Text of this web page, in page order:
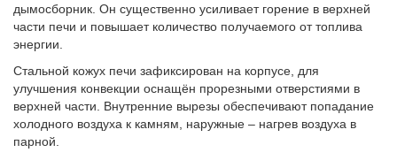
дымосборник. Он существенно усиливает горение в верхней
части печи и повышает количество получаемого от топлива
энергии.
Стальной кожух печи зафиксирован на корпусе, для
улучшения конвекции оснащён прорезными отверстиями в
верхней части. Внутренние вырезы обеспечивают попадание
холодного воздуха к камням, наружные – нагрев воздуха в
парной.